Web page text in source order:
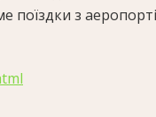
поїздки з